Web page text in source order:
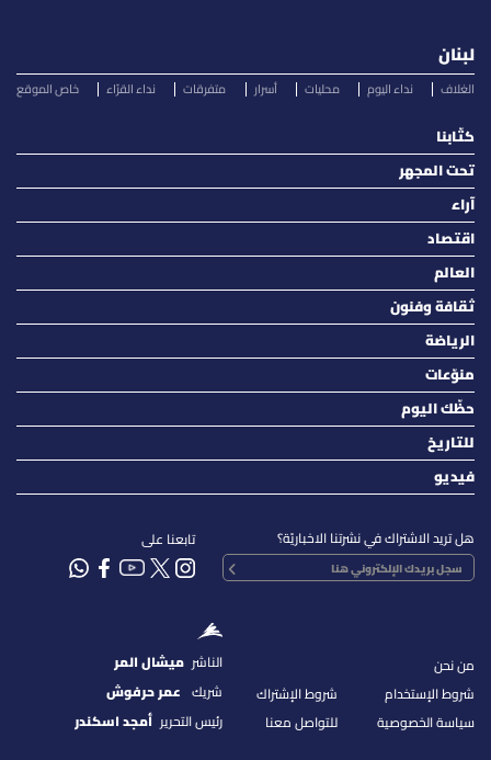
لبنان
الغلاف نداء اليوم محليات أسرار متفرقات نداء القرّاء خاص الموقع
كتّابنا
تحت المجهر
آراء
اقتصاد
العالم
ثقافة وفنون
الرياضة
منوّعات
حظّك اليوم
للتاريخ
فيديو
هل تريد الاشتراك في نشرتنا الاخباريّة؟ تابعنا على
من نحن
شروط الإستخدام
سياسة الخصوصية
شروط الإشتراك
للتواصل معنا
الناشر ميشال المر
شريك عمر حرفوش
رئيس التحرير أمجد اسكندر